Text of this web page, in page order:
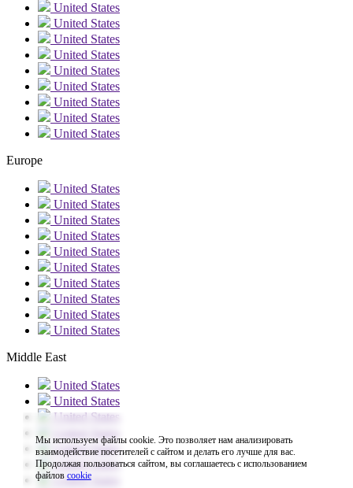
Мы используем файлы cookie. Это позволяет нам анализировать
взаимодействие посетителей с сайтом и делать его лучше для вас.
Продолжая пользоваться сайтом, вы соглашаетесь с использованием
файлов cookie
United States
United States
United States
United States
United States
United States
United States
United States
United States
Europe
United States
United States
United States
United States
United States
United States
United States
United States
United States
United States
Middle East
United States
United States
United States
United States
United States
United States